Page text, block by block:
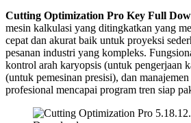
Cutting Optimization Pro Key Full
mesin kalkulasi yang ditingkatkan yang
cepat dan akurat baik untuk proyeksi
pesanan industri yang kompleks.
kontrol arah karyopsis (untuk pengerjaan
(untuk pemesinan presisi), dan
profesional mencapai program tren siap